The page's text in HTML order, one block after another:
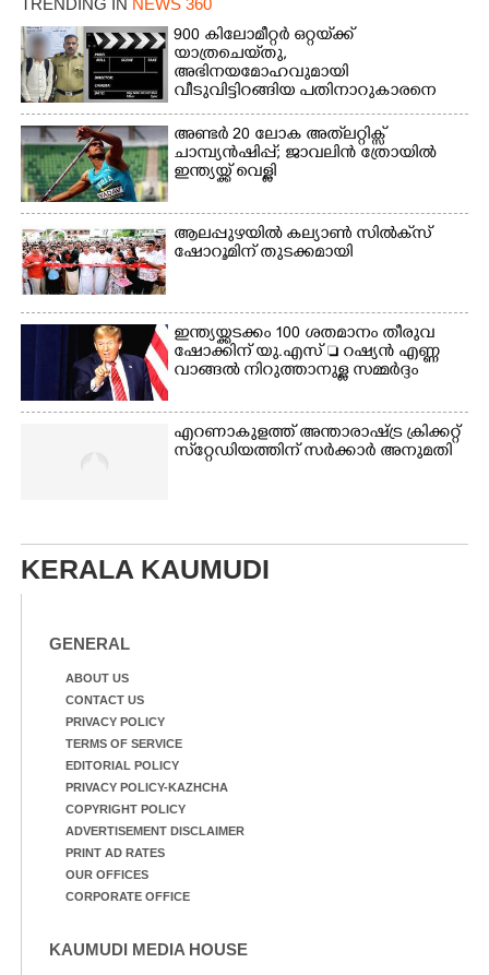
മത്സരത്തിനിടെ സിന്തറ്റിക്
ട്രാക്കിന് കുറുകെ ഓടുന്ന
നായകൾ.
900 കിലോമീറ്റർ ഒറ്റയ്‌ക്ക്
യാത്രചെ‌യ്‌തു,​
അഭിനയമോഹവുമായി
വീടുവിട്ടിറങ്ങിയ പതിനാറുകാരനെ
കണ്ടെത്തിയത് ഫിലിം സിറ്റിയിൽ
അണ്ടർ 20 ലോക അത്‌ലറ്റിക്സ്
ചാമ്പ്യൻഷിപ്പ്; ജാവലിൻ ത്രോയിൽ
ഇന്ത്യയ്ക്ക് വെള്ളി
ആലപ്പുഴയിൽ കല്യാൺ സിൽക്‌സ്
ഷോറൂമിന് തുടക്കമായി
ഇന്ത്യയ്ക്കടക്കം 100 ശതമാനം തീരുവ
ഷോക്കിന് യു.എസ്  റഷ്യൻ എണ്ണ
വാങ്ങൽ നിറുത്താനുള്ള സമ്മർദ്ദം
എറണാകുളത്ത് അന്താരാഷ്ട്ര ക്രിക്കറ്റ്
സ്‌റ്റേഡിയത്തിന് സർക്കാർ അനുമതി
KERALA KAUMUDI
GENERAL
ABOUT US
CONTACT US
PRIVACY POLICY
TERMS OF SERVICE
EDITORIAL POLICY
PRIVACY POLICY-KAZHCHA
COPYRIGHT POLICY
ADVERTISEMENT DISCLAIMER
PRINT AD RATES
OUR OFFICES
CORPORATE OFFICE
KAUMUDI MEDIA HOUSE